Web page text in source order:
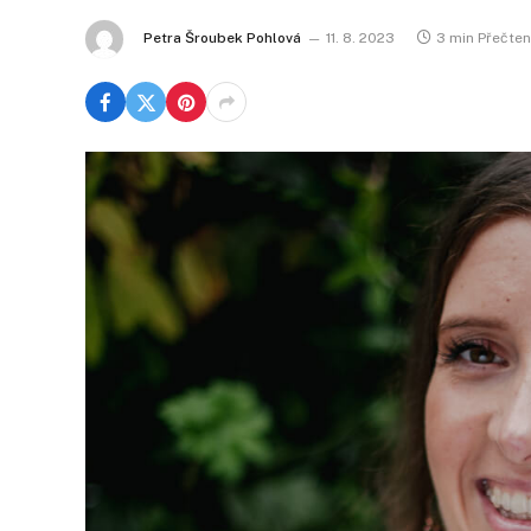
Petra Šroubek Pohlová 11. 8. 2023 3 min